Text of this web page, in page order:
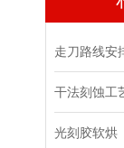
走刀路线安
干法刻蚀工
光刻胶软烘